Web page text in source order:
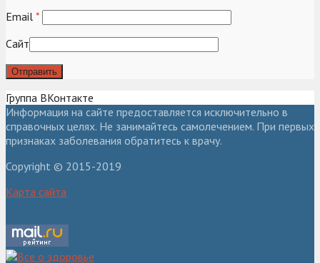
Email *
Сайт
Группа ВКонтакте
Информация на сайте предоставляется исключительно в
справочных целях. Не занимайтесь самолечением. При первых
признаках заболевания обратитесь к врачу.
Copyright © 2015-2019
Карта сайта